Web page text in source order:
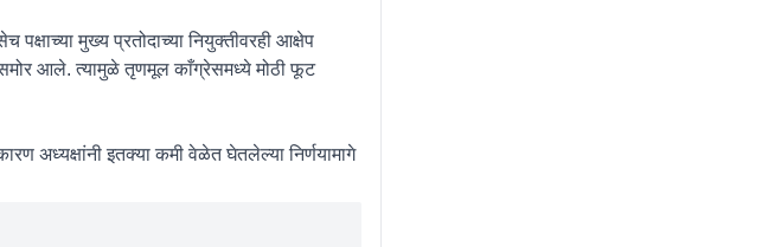
मुख्य प्रतोदाच्या नियुक्तीवरही आक्षेप
समोर आले. त्यामुळे तृणमूल काँग्रेसमध्ये मोठी फूट
अध्यक्षांनी इतक्या कमी वेळेत घेतलेल्या निर्णयामागे